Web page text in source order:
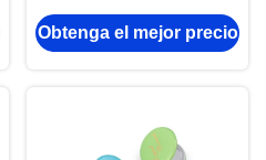
rectangular del viaje del
espejo 11m m del
Obtenga el mejor precio